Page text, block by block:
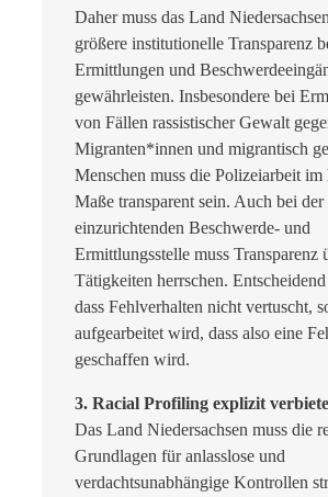
Daher muss das Land
größere institutionelle Transparenz
Ermittlungen und
gewährleisten. Insbesondere bei
von Fällen rassistischer Gewalt
Migranten*innen und migrantisch
Menschen muss die Polizeiarbeit im
Maße transparent sein. Auch bei der
einzurichtenden Beschwerde- und
Ermittlungsstelle muss Transparenz
Tätigkeiten herrschen.
dass Fehlverhalten nicht vertuscht,
aufgearbeitet wird, dass also eine
geschaffen wird.
3. Racial Profiling explizit
Das Land Niedersachsen muss die
Grundlagen für anlasslose und
verdachtsunabhängige Kontrollen